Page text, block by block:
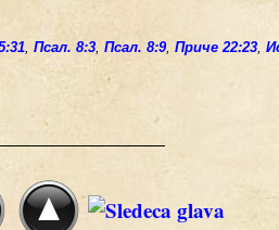
,Псал. 8:3,Псал. 8:9,Приче 22:23,